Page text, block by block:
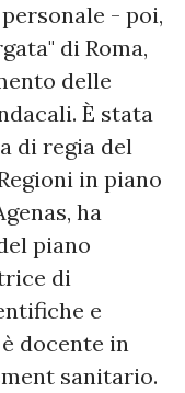
- poi,
di Roma,
delle
È stata
di regia del
in piano
ha
piano
di
e
docente in
sanitario.